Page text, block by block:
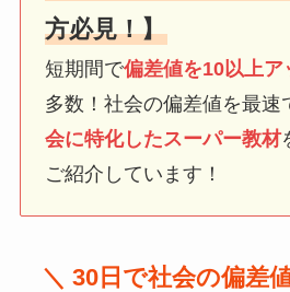
方必見！】
短期間で偏差値を10以上ア
多数！社会の偏差値を最速
会に特化したスーパー教材
ご紹介しています！
＼ 30日で社会の偏差